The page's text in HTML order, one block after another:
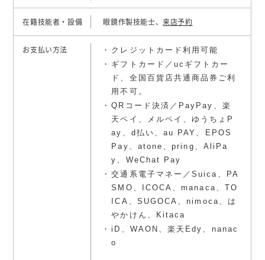
在籍技能者・設備 眼鏡作製技能士、来店予約
お支払い方法
クレジットカード利用可能
ギフトカード／ucギフトカー
ド、全国百貨店共通商品券ご利
用不可。
QRコード決済／PayPay、楽
天ペイ、メルペイ、ゆうちょP
ay、d払い、au PAY、EPOS
Pay、atone、pring、AliPa
y、WeChat Pay
交通系電子マネー／Suica、PA
SMO、ICOCA、manaca、TO
ICA、SUGOCA、nimoca、は
やかけん、Kitaca
iD、WAON、楽天Edy、nanac
o